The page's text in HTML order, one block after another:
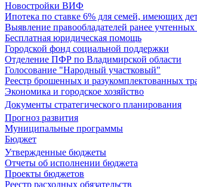
Новостройки ВИФ
Ипотека по ставке 6% для семей, имеющих
Выявление правообладателей ранее
Бесплатная юридическая помощь
Городской фонд социальной поддержки
Отделение ПФР по Владимирской области
Голосование "Народный участковый"
Реестр брошенных и разукомплектованных
Экономика и городское хозяйство
Документы стратегического планирования
Прогноз развития
Муниципальные программы
Бюджет
Утвержденные бюджеты
Отчеты об исполнении бюджета
Проекты бюджетов
Реестр расходных обязательств